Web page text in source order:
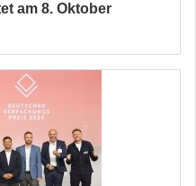
am 8. Oktober